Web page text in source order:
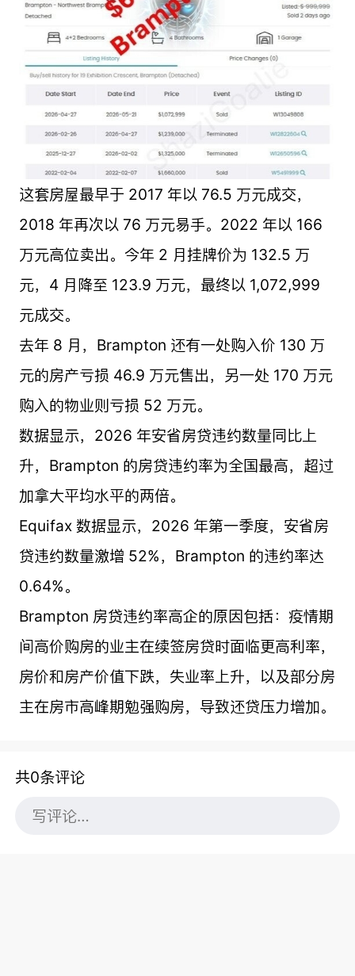
这套房屋最早于 2017 年以 76.5 万元成交，
2018 年再次以 76 万元易手。2022 年以 166
万元高位卖出。今年 2 月挂牌价为 132.5 万
元，4 月降至 123.9 万元，最终以 1,072,999
元成交。
去年 8 月，Brampton 还有一处购入价 130 万
元的房产亏损 46.9 万元售出，另一处 170 万元
购入的物业则亏损 52 万元。
数据显示，2026 年安省房贷违约数量同比上
升，Brampton 的房贷违约率为全国最高，超过
加拿大平均水平的两倍。
Equifax 数据显示，2026 年第一季度，安省房
贷违约数量激增 52%，Brampton 的违约率达
0.64%。
Brampton 房贷违约率高企的原因包括：疫情期
间高价购房的业主在续签房贷时面临更高利率，
房价和房产价值下跌，失业率上升，以及部分房
主在房市高峰期勉强购房，导致还贷压力增加。
共0条评论